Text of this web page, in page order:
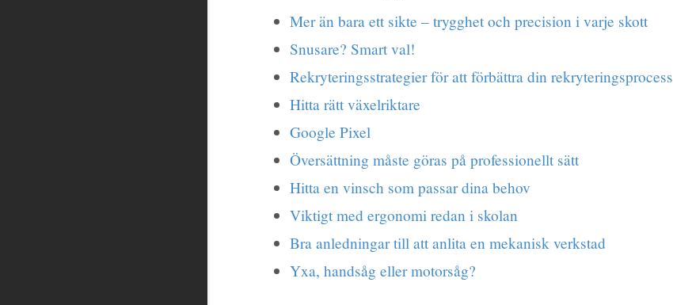
Mer än bara ett sikte – trygghet och precision i varje skott
Snusare? Smart val!
Rekryteringsstrategier för att förbättra din rekryteringsprocess
Hitta rätt växelriktare
Google Pixel
Översättning måste göras på professionellt sätt
Hitta en vinsch som passar dina behov
Viktigt med ergonomi redan i skolan
Bra anledningar till att anlita en mekanisk verkstad
Yxa, handsåg eller motorsåg?